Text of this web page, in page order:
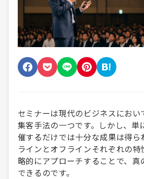
セミナーは現代のビジネスにおい
集客手法の一つです。しかし、単
催するだけでは十分な成果は得ら
ラインとオフラインそれぞれの
略的にアプローチすることで、真
できるのです。